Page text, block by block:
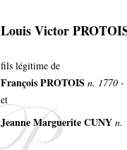
Louis Victor
fils légitime de
François PROTOIS n. 1770 -
et
Jeanne Marguerite CUNY n.